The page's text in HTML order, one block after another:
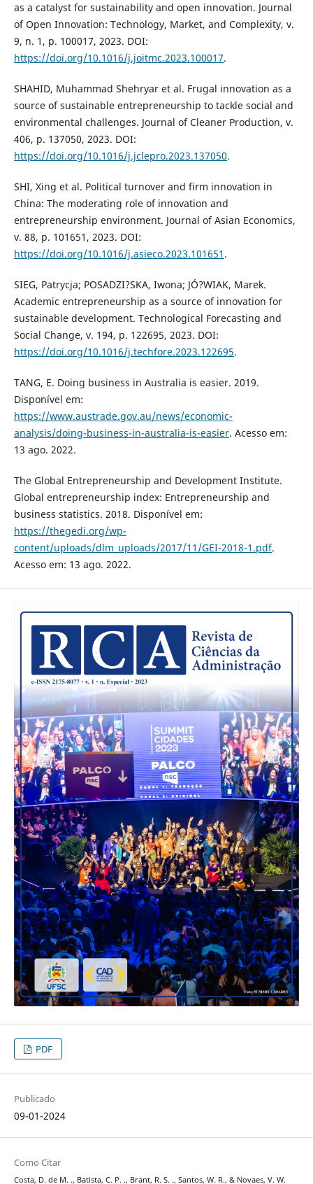
as a catalyst for sustainability and open innovation. Journal
of Open Innovation: Technology, Market, and Complexity, v.
9, n. 1, p. 100017, 2023. DOI:
https://doi.org/10.1016/j.joitmc.2023.100017.
SHAHID, Muhammad Shehryar et al. Frugal innovation as a
source of sustainable entrepreneurship to tackle social and
environmental challenges. Journal of Cleaner Production, v.
406, p. 137050, 2023. DOI:
https://doi.org/10.1016/j.jclepro.2023.137050.
SHI, Xing et al. Political turnover and firm innovation in
China: The moderating role of innovation and
entrepreneurship environment. Journal of Asian Economics,
v. 88, p. 101651, 2023. DOI:
https://doi.org/10.1016/j.asieco.2023.101651 .
SIEG, Patrycja; POSADZI?SKA, Iwona; JÓ?WIAK, Marek.
Academic entrepreneurship as a source of innovation for
sustainable development. Technological Forecasting and
Social Change, v. 194, p. 122695, 2023. DOI:
https://doi.org/10.1016/j.techfore.2023.122695.
TANG, E. Doing business in Australia is easier. 2019.
Disponível em:
https://www.austrade.gov.au/news/economic-
analysis/doing-business-in-australia-is-easier. Acesso em:
13 ago. 2022.
The Global Entrepreneurship and Development Institute.
Global entrepreneurship index: Entrepreneurship and
business statistics. 2018. Disponível em:
https://thegedi.org/wp-
content/uploads/dlm_uploads/2017/11/GEI-2018-1.pdf.
Acesso em: 13 ago. 2022.
PDF
Publicado
09-01-2024
Como Citar
Costa, D. de M. ., Batista, C. P. ., Brant, R. S. ., Santos, W. R., & Novaes, V. W.